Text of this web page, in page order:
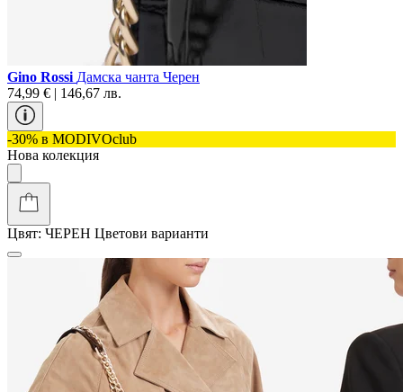
Gino Rossi Дамска чанта Черен
74,99 € | 146,67 лв.
-30% в MODIVOclub
Нова колекция
Цвят: ЧЕРЕН Цветови варианти